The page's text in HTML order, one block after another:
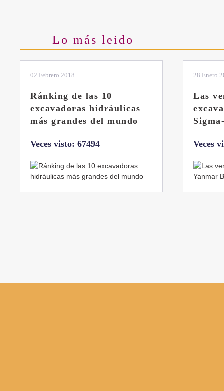
Lo más leido
28 Enero 2019
Las ventajas de la
excavadora Yanmar B7
Sigma-6
Veces visto: 32220
11 Marzo
El